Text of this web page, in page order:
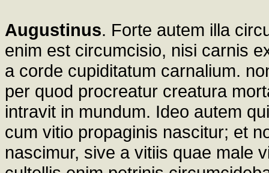
Augustinus. Forte autem illa
enim est circumcisio, nisi carnis
a corde cupiditatum carnalium.
per quod procreatur creatura
intravit in mundum. Ideo autem
cum vitio propaginis nascitur; et
nascimur, sive a vitiis quae male